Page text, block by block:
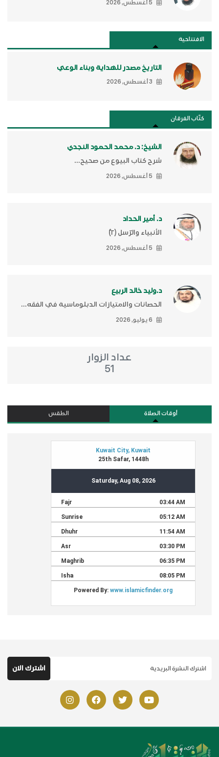
5 أغسطس, 2026
الافتتاحية
التاريخ مصدر للهداية وبناء الوعي
3 أغسطس, 2026
كتَّاب الفرقان
الشيخ: د. محمد الحمود النجدي
شرح كتاب البيوع من صحيح...
5 أغسطس, 2026
د. أمير الحداد
الأنبياء والرّسل (٢)ّ
5 أغسطس, 2026
د.وليد خالد الربيع
الحصانات والامتيازات الدبلوماسية في الفقه...
6 يوليو, 2026
عداد الزوار
51
أوقات الصلاة الطقس